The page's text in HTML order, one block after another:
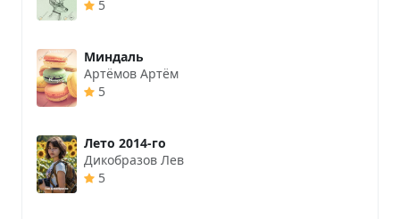
5
Миндаль
Артёмов Артём
5
Лето 2014-го
Дикобразов Лев
5